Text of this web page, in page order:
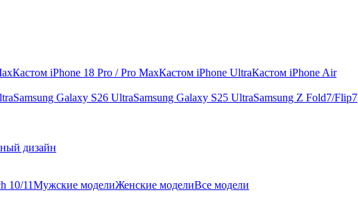
Кастом iPhone 18 Pro / Pro MaxКастом iPhone UltraКастом iPhone Air
Samsung Galaxy S26 UltraSamsung Galaxy S25 UltraSamsung Z Fold7/Flip7
дизайн
10/11Мужские моделиЖенские моделиВсе модели